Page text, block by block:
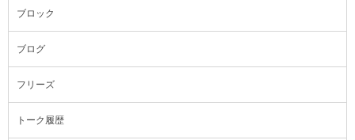
ブロック
ブログ
フリーズ
トーク履歴